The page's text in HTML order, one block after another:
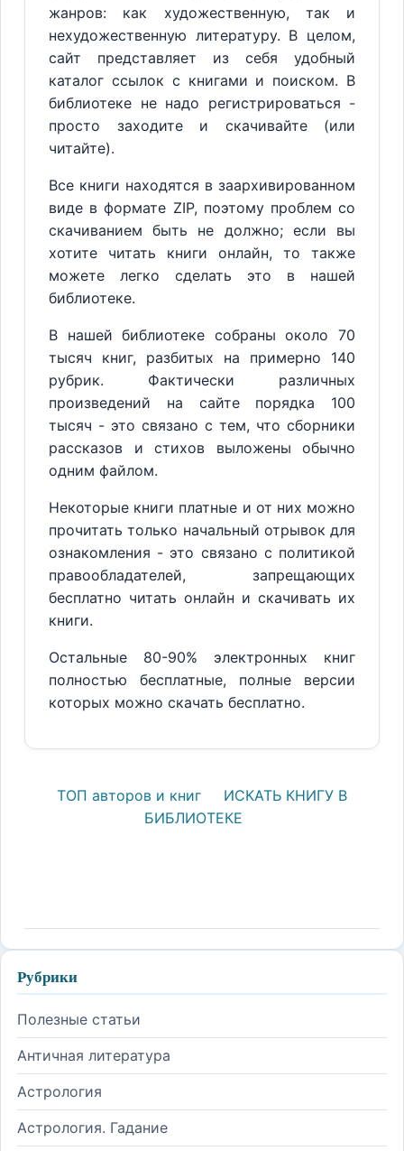
жанров: как художественную, так и
нехудожественную литературу. В целом,
сайт представляет из себя удобный
каталог ссылок с книгами и поиском. В
библиотеке не надо регистрироваться -
просто заходите и скачивайте (или
читайте).
Все книги находятся в заархивированном
виде в формате ZIP, поэтому проблем со
скачиванием быть не должно; если вы
хотите читать книги онлайн, то также
можете легко сделать это в нашей
библиотеке.
В нашей библиотеке собраны около 70
тысяч книг, разбитых на примерно 140
рубрик. Фактически различных
произведений на сайте порядка 100
тысяч - это связано с тем, что сборники
рассказов и стихов выложены обычно
одним файлом.
Некоторые книги платные и от них можно
прочитать только начальный отрывок для
ознакомления - это связано с политикой
правообладателей, запрещающих
бесплатно читать онлайн и скачивать их
книги.
Остальные 80-90% электронных книг
полностью бесплатные, полные версии
которых можно скачать бесплатно.
ТОП авторов и книг
ИСКАТЬ КНИГУ В
БИБЛИОТЕКЕ
Рубрики
Полезные статьи
Античная литература
Астрология
Астрология. Гадание